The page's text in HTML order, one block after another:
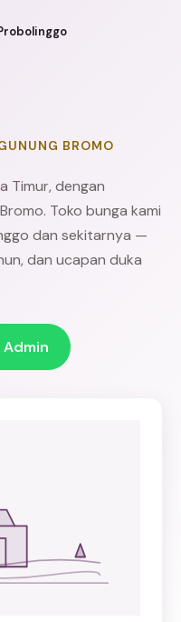
BROMO
Timur, dengan
Toko bunga kami
dan sekitarnya —
dan ucapan duka
Admin